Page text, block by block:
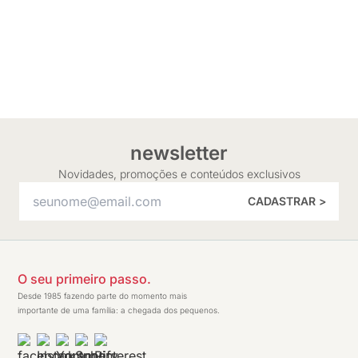
newsletter
Novidades, promoções e conteúdos exclusivos
CADASTRAR >
O seu primeiro passo.
Desde 1985 fazendo parte do momento mais
importante de uma família: a chegada dos pequenos.